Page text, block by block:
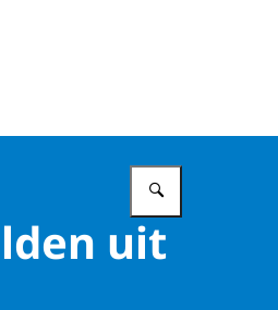
uit